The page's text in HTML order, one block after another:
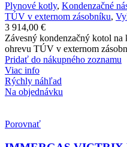
Plynové kotly, Kondenzačné
TÚV v externom zásobníku,
3 914,00 €
Závesný kondenzačný kotol na
ohrevu TÚV v externom
Pridať do nákupného zoznamu
Viac info
Rýchly náhľad
Na objednávku
Porovnať